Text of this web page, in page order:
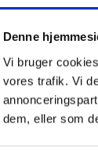
Denne
Vi bruger
vores trafik. Vi
dem, eller som